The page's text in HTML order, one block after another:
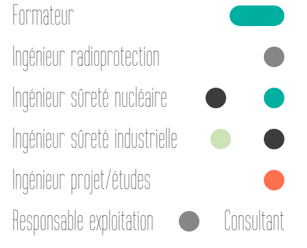
Formateur
Ingénieur radioprotection
Ingénieur sûreté nucléaire
Ingénieur sûreté industrielle
Ingénieur projet/études
Responsable exploitation
Consultant